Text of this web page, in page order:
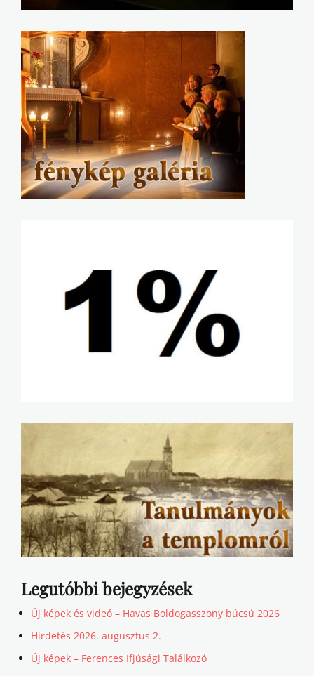
Legutóbbi bejegyzések
Új képek és videó – Havas Boldogasszony búcsú 2026
Hirdetés 2026. augusztus 2.
Új képek – Ferences Ifjúsági Találkozó